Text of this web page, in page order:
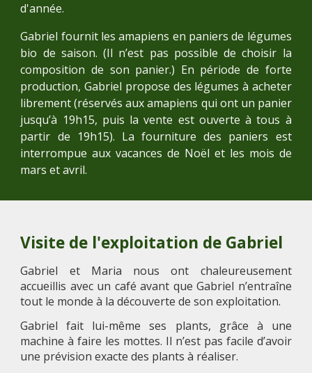
d'année.
Gabriel fournit les amapiens en paniers de légumes
bio de saison. (Il n’est pas possible de choisir la
composition de son panier.) En période de forte
production, Gabriel propose des légumes à acheter
librement (réservés aux amapiens qui ont un panier
jusqu’à 19h15, puis la vente est ouverte à tous à
partir de 19h15). La fourniture des paniers est
interrompue aux vacances de Noël et les mois de
mars et avril.
Visite de l'exploitation de Gabriel
Gabriel et Maria nous ont chaleureusement
accueillis avec un café avant que Gabriel n’entraîne
tout le monde à la découverte de son exploitation.
Gabriel fait lui-même ses plants, grâce à une
machine à faire les mottes. Il n’est pas facile d’avoir
une prévision exacte des plants à réaliser.